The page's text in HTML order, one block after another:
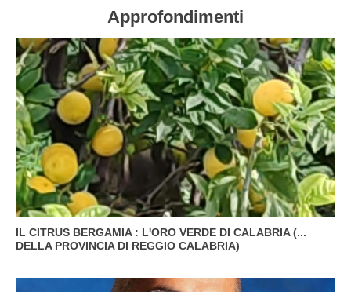
Approfondimenti
IL CITRUS BERGAMIA : L'ORO VERDE DI CALABRIA (...
DELLA PROVINCIA DI REGGIO CALABRIA)